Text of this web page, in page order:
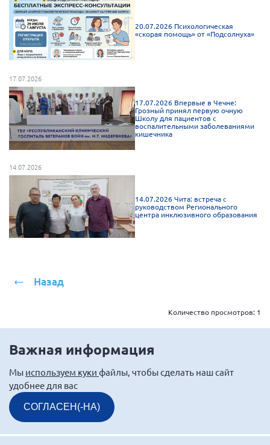
Архангельская область
Брянская область
Владимирская область
Воронежская область
Ивановская область
Калининградская область
Кемеровская область
Кировская область
Краснодарский край
Красноярский край
Липецкая область
Московская область
Новосибирская область
Омская область
Оренбургская область
Пензенская область
Республика Башкортостан
20.07.2026 Психологическая
«скорая помощь» от «Подсолнуха»
17.07.2026
17.07.2026 Впервые в Чечне:
Грозный принял первую очную
Школу для пациентов с
воспалительными заболеваниями
кишечника
14.07.2026
14.07.2026 Чита: встреча с
руководством Регионального
центра инклюзивного образования
Назад
Количество просмотров: 1
Важная информация
Мы используем куки файлы, чтобы сделать наш сайт
удобнее для вас
СОГЛАСЕН(-НА)